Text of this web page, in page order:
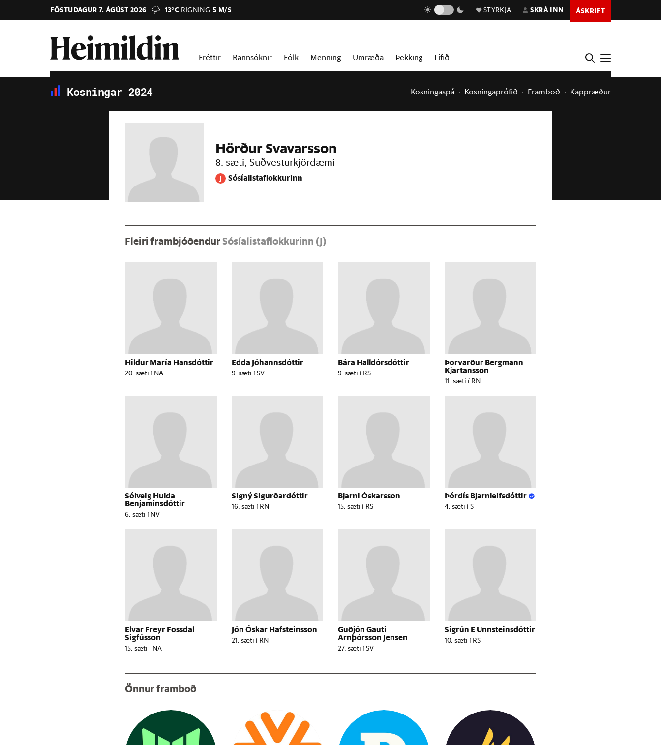
FÖSTUDAGUR 7. ÁGÚST 2026 13°C RIGNING 5 M/S STYRKJA SKRÁ INN ÁSKRIFT
Fréttir Rannsóknir Fólk Menning Umræða Þekking Lífið
Kosningar 2024 Kosningaspá Kosningaprófið Framboð Kappræður
Hörður Svavarsson
8. sæti, Suðvesturkjördæmi
J Sósíalistaflokkurinn
Fleiri frambjóðendur Sósíalistaflokkurinn (J)
Hildur María Hansdóttir
20. sæti í NA
Edda Jóhannsdóttir
9. sæti í SV
Bára Halldórsdóttir
9. sæti í RS
Þorvarður Bergmann
Kjartansson
11. sæti í RN
Sólveig Hulda
Benjamínsdóttir
6. sæti í NV
Signý Sigurðardóttir
16. sæti í RN
Bjarni Óskarsson
15. sæti í RS
Þórdís Bjarnleifsdóttir
4. sæti í S
Elvar Freyr Fossdal
Sigfússon
15. sæti í NA
Jón Óskar Hafsteinsson
21. sæti í RN
Guðjón Gauti
Arnþórsson Jensen
27. sæti í SV
Sigrún E Unnsteinsdóttir
10. sæti í RS
Önnur framboð